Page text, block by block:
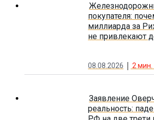
покупателя:
миллиарда за
не привлекают
08.08.2026 2 мин.
Заявление
реальность: